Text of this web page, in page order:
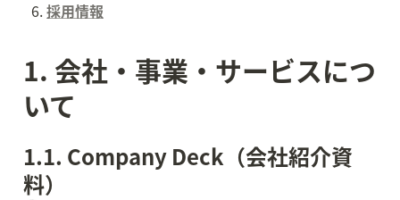
採用情報
1. 会社・事業・サービスにつ
いて
1.1. Company Deck（会社紹介資
料）